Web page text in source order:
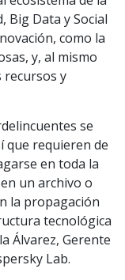
Big Data y Social
como la
y, al mismo
recursos y
se
que requieren de
en toda la
un archivo o
la propagación
tecnológica
Álvarez, Gerente
Lab.